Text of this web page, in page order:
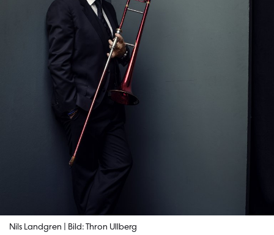
Nils Landgren | Bild: Thron Ullberg